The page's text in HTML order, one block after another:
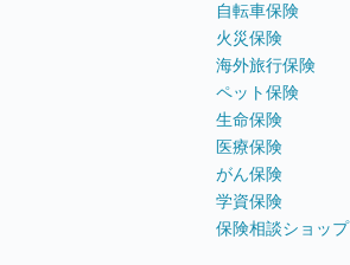
自転車保険
火災保険
海外旅行保険
ペット保険
生命保険
医療保険
がん保険
学資保険
保険相談ショップ